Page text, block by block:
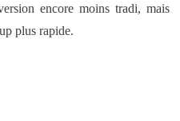
encore moins tradi, mais
plus rapide.